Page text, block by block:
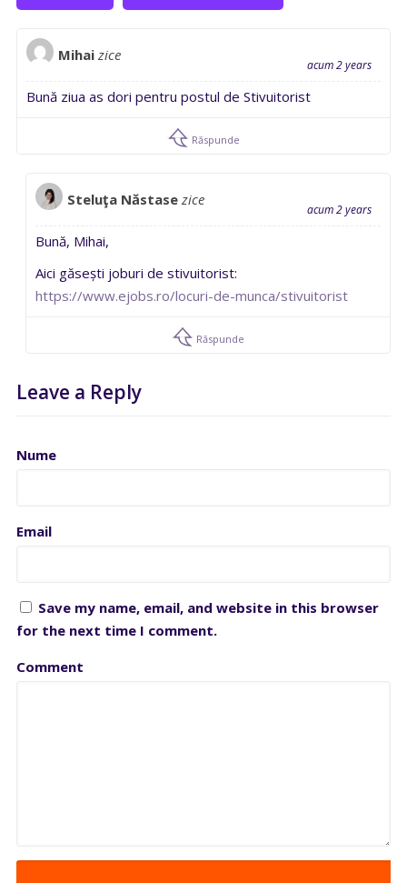
Mihai zice
acum 2 years
Bună ziua as dori pentru postul de Stivuitorist
Răspunde
Steluţa Năstase zice
acum 2 years
Bună, Mihai,
Aici găsești joburi de stivuitorist:
https://www.ejobs.ro/locuri-de-munca/stivuitorist
Răspunde
Leave a Reply
Nume
Email
Save my name, email, and website in this browser
for the next time I comment.
Comment